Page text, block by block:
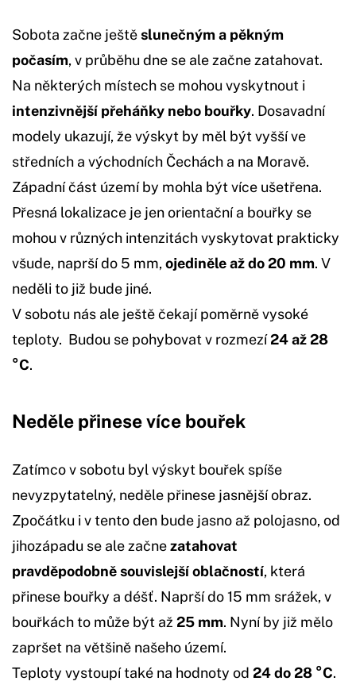
Sobota začne ještěslunečným a pěkným
počasím, v průběhu dne se ale začne zatahovat.
Na některých místech se mohou vyskytnout i
intenzivnější přeháňky nebo bouřky. Dosavadní
modely ukazují, že výskyt by měl být vyšší ve
středních a východních Čechách a na Moravě.
Západní část území by mohla být více ušetřena.
Přesná lokalizace je jen orientační a bouřky se
mohou v různých intenzitách vyskytovat prakticky
všude, naprší do 5 mm,ojediněle až do 20 mm. V
neděli to již bude jiné.
V sobotu nás ale ještě čekají poměrně vysoké
teploty. Budou se pohybovat v rozmezí24 až 28
°C.
Neděle přinese více bouřek
Zatímco v sobotu byl výskyt bouřek spíše
nevyzpytatelný, neděle přinese jasnější obraz.
Zpočátku i v tento den bude jasno až polojasno, od
jihozápadu se ale začnezatahovat
pravděpodobně souvislejší oblačností, která
přinese bouřky a déšť. Naprší do 15 mm srážek, v
bouřkách to může být až 25 mm. Nyní by již mělo
zapršet na většině našeho území.
Teploty vystoupí také na hodnoty od 24 do 28 °C.